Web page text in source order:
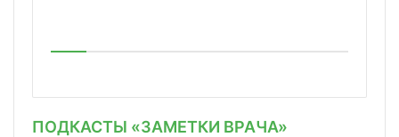
ПОДКАСТЫ «ЗАМЕТКИ ВРАЧА»